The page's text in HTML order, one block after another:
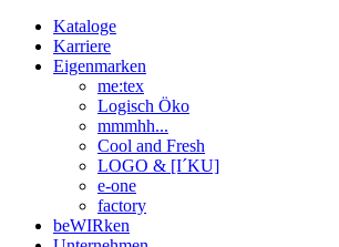
Kataloge
Karriere
Eigenmarken
me:tex
Logisch Öko
mmmhh...
Cool and Fresh
LOGO & [I´KU]
e-one
factory
beWIRken